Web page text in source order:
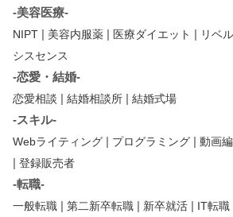
-美容医療-
NIPT | 美容内服薬 | 医療ダイエット | リベ
シスセンス
-恋愛・結婚-
恋愛相談 | 結婚相談所 | 結婚式場
-スキル-
Webライティング | プログラミング | 動画
| 登録販売者
-転職-
一般転職 | 第二新卒転職 | 新卒就活 | IT転職